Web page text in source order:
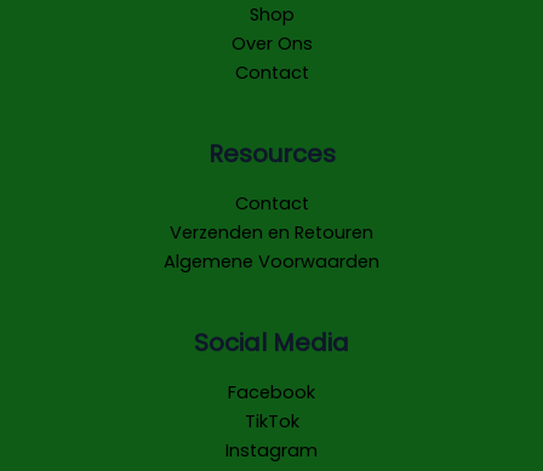
Shop
Over Ons
Contact
Resources
Contact
Verzenden en Retouren
Algemene Voorwaarden
Social Media
Facebook
TikTok
Instagram